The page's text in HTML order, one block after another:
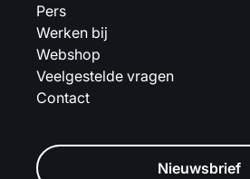
Pers
Werken bij
Webshop
Veelgestelde vragen
Contact
Nieuwsbrief